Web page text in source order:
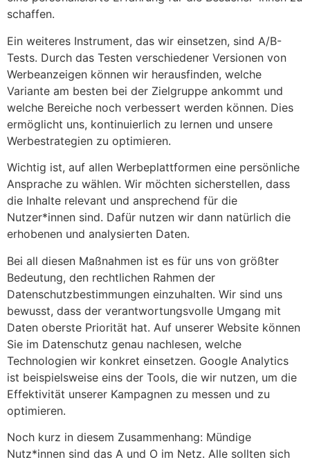
schaffen.
Ein weiteres Instrument, das wir einsetzen, sind A/B-
Tests. Durch das Testen verschiedener Versionen von
Werbeanzeigen können wir herausfinden, welche
Variante am besten bei der Zielgruppe ankommt und
welche Bereiche noch verbessert werden können. Dies
ermöglicht uns, kontinuierlich zu lernen und unsere
Werbestrategien zu optimieren.
Wichtig ist, auf allen Werbeplattformen eine persönliche
Ansprache zu wählen. Wir möchten sicherstellen, dass
die Inhalte relevant und ansprechend für die
Nutzer*innen sind. Dafür nutzen wir dann natürlich die
erhobenen und analysierten Daten.
Bei all diesen Maßnahmen ist es für uns von größter
Bedeutung, den rechtlichen Rahmen der
Datenschutzbestimmungen einzuhalten. Wir sind uns
bewusst, dass der verantwortungsvolle Umgang mit
Daten oberste Priorität hat. Auf unserer Website können
Sie im Datenschutz genau nachlesen, welche
Technologien wir konkret einsetzen. Google Analytics
ist beispielsweise eins der Tools, die wir nutzen, um die
Effektivität unserer Kampagnen zu messen und zu
optimieren.
Noch kurz in diesem Zusammenhang: Mündige
Nutz*innen sind das A und O im Netz. Alle sollten sich